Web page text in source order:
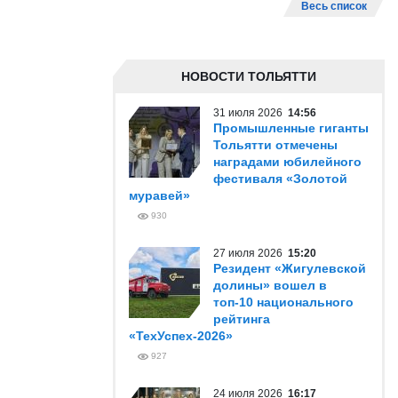
Весь список
НОВОСТИ ТОЛЬЯТТИ
31 июля 2026 14:56
Промышленные гиганты
Тольятти отмечены
наградами юбилейного
фестиваля «Золотой
муравей»
930
27 июля 2026 15:20
Резидент «Жигулевской
долины» вошел в
топ-10 национального
рейтинга
«ТехУспех-2026»
927
24 июля 2026 16:17